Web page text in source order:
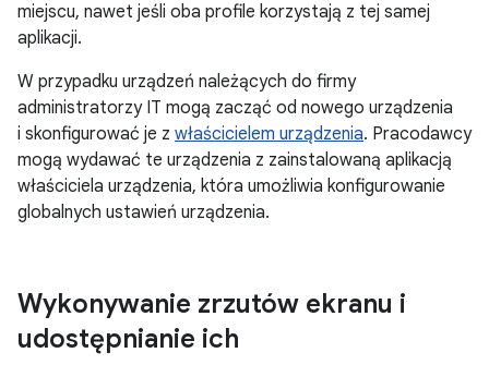
miejscu, nawet jeśli oba profile korzystają z tej samej
aplikacji.
W przypadku urządzeń należących do firmy
administratorzy IT mogą zacząć od nowego urządzenia
i skonfigurować je z właścicielem urządzenia. Pracodawcy
mogą wydawać te urządzenia z zainstalowaną aplikacją
właściciela urządzenia, która umożliwia konfigurowanie
globalnych ustawień urządzenia.
Wykonywanie zrzutów ekranu i
udostępnianie ich